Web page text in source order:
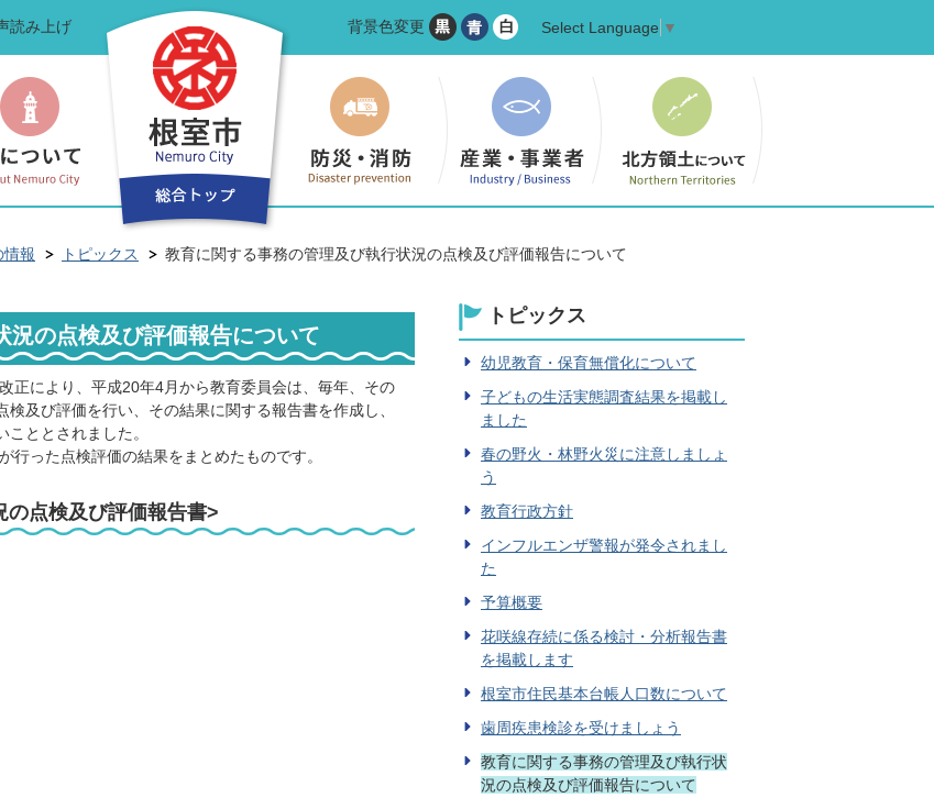
読み上げ 背景色変更 Select Language ▼
情報 トピックス 教育に関する事務の管理及び執行状況の点検及び評価報告について
況の点検及び評価報告について
正により、平成20年4月から教育委員会は、毎年、その
及び評価を行い、その結果に関する報告書を作成し、
ととされました。
行った点検評価の結果をまとめたものです。
点検及び評価報告書>
トピックス
幼児教育・保育無償化について
子どもの生活実態調査結果を掲載し
ました
春の野火・林野火災に注意しましょ
う
教育行政方針
インフルエンザ警報が発令されまし
た
予算概要
花咲線存続に係る検討・分析報告書
を掲載します
根室市住民基本台帳人口数について
歯周疾患検診を受けましょう
教育に関する事務の管理及び執行状
況の点検及び評価報告について